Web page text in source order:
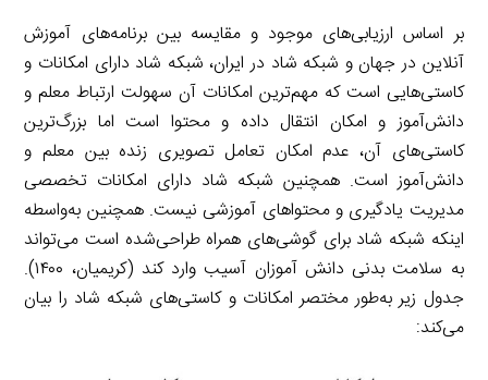
بر اساس ارزیابی‌های موجود و مقایسه بین برنامه‌های آموزش
آنلاین در جهان و شبکه شاد در ایران، شبکه شاد دارای امکانات و
کاستی‌هایی است که مهم‌ترین امکانات آن سهولت ارتباط معلم و
دانش‌آموز و امکان انتقال داده و محتوا است اما بزرگ‌ترین
کاستی‌های آن، عدم امکان تعامل تصویری زنده بین معلم و
دانش‌آموز است. همچنین شبکه شاد دارای امکانات تخصصی
مدیریت یادگیری و محتواهای آموزشی نیست. همچنین به‌واسطه
اینکه شبکه شاد برای گوشی‌های همراه طراحی‌شده است می‌تواند
به سلامت بدنی دانش آموزان آسیب وارد کند (کریمیان، ۱۴۰۰).
جدول زیر به‌طور مختصر امکانات و کاستی‌های شبکه شاد را بیان
می‌کند: